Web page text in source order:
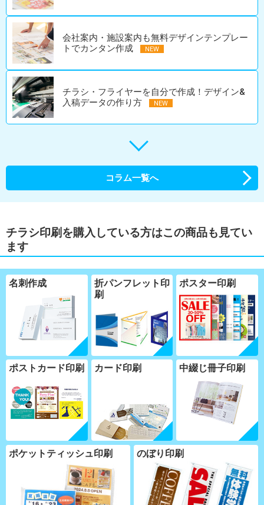
会社案内・施設案内も無料デザインテンプレー
トでカンタン作成
チラシ・フライヤーを自分で作成！デザイン&
入稿データの作り方
コラム一覧へ
チラシ印刷を購入している方はこの商品も見てい
ます
名刺作成
折パンフレット印
刷
ポスター印刷
ポストカード印刷 カード印刷 中綴じ冊子印刷
ポケットティッシュ印刷 のぼり印刷